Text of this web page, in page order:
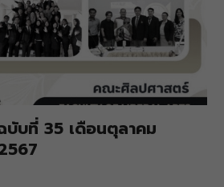
บที่ 35 เดือนตุลาคม